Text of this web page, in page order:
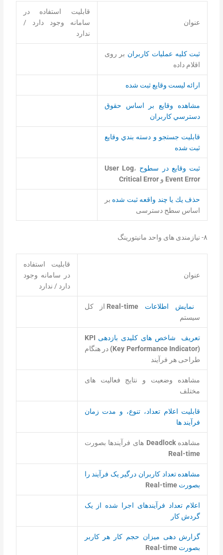
عنوان
قابلیت استفاده در
سامانه وجود دارد /
ندارد
ثبت کلیه عملیات کاربران بر روی
اقلام داده
ارائه ليست وقايع ثبت شده
مشاهده وقايع بر اساس حقوق
دسترسي كاربران
قابليت جستجو و دسته بندي وقايع
ثبت شده
ثبت وقایع در سطوح User Log،
Event Error و Critical Error
حذف يك یا چند واقعه ثبت شده بر
اساس سطح دسترسی
۸- نیازمندی های واحد مانیتورینگ
عنوان
قابلیت استفاده
در سامانه وجود
دارد / ندارد
نمایش اطلاعات Real-time از کل
سیستم
تعریف شاخص های کلیدی بازدهی KPI
(Key Performance Indicator) در هنگام
طراحی هر فرآیند
مشاهده وضعیت و نتایج فعالیت های
مختلف
قابليت اعلام تعداد، تنوع، و مدت زمان
فرآیند ها
مشاهدهDeadlock های فرآیندها بصورت
Real-time
مشاهده تعداد کاربران درگیر یک فرآیند را
بصورت Real-time
اعلام تعداد فرآیندهای اجرا شده از یک
گردش کار
گزارش دهی میزان حجم کار هر کاربر
بصورت Real-time